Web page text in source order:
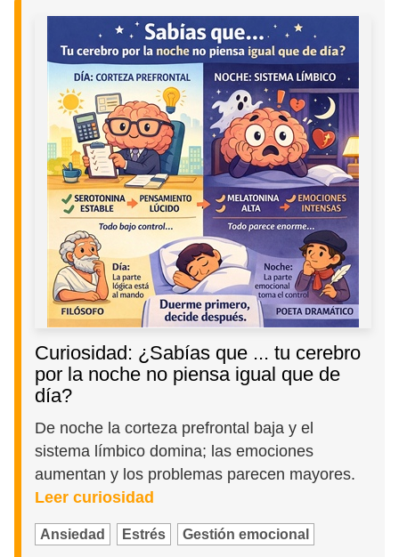
Curiosidad: ¿Sabías que ... tu cerebro
por la noche no piensa igual que de
día?
De noche la corteza prefrontal baja y el
sistema límbico domina; las emociones
aumentan y los problemas parecen mayores.
Leer curiosidad
Ansiedad Estrés Gestión emocional